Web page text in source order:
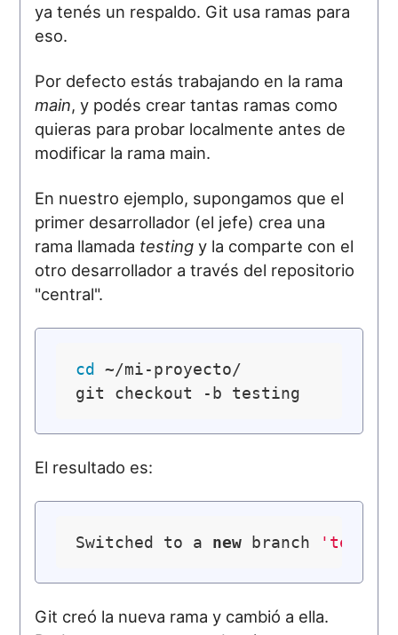
ya tenés un respaldo. Git usa ramas para
eso.
Por defecto estás trabajando en la rama
main, y podés crear tantas ramas como
quieras para probar localmente antes de
modificar la rama main.
En nuestro ejemplo, supongamos que el
primer desarrollador (el jefe) crea una
rama llamada testing y la comparte con el
otro desarrollador a través del repositorio
"central".
cd ~/mi-proyecto/
El resultado es:
Switched to a new branch
Git creó la nueva rama y cambió a ella.